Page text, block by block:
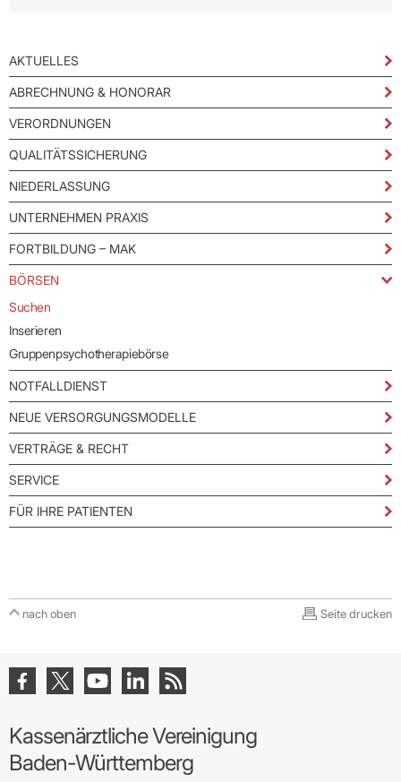
AKTUELLES
ABRECHNUNG & HONORAR
VERORDNUNGEN
QUALITÄTSSICHERUNG
NIEDERLASSUNG
UNTERNEHMEN PRAXIS
FORTBILDUNG – MAK
BÖRSEN
Suchen
Inserieren
Gruppenpsychotherapiebörse
NOTFALLDIENST
NEUE VERSORGUNGSMODELLE
VERTRÄGE & RECHT
SERVICE
FÜR IHRE PATIENTEN
nach oben Seite drucken
Kassenärztliche Vereinigung
Baden-Württemberg